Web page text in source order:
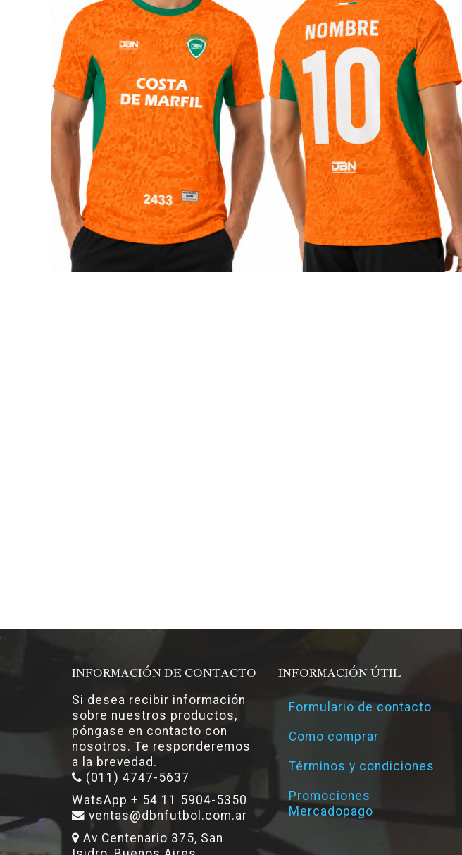
INFORMACIÓN DE CONTACTO
Si desea recibir información
sobre nuestros productos,
póngase en contacto con
nosotros. Te responderemos
a la brevedad.
(011) 4747-5637
WatsApp + 54 11 5904-5350
ventas@dbnfutbol.com.ar
Av Centenario 375, San
INFORMACIÓN ÚTIL
Formulario de contacto
Como comprar
Términos y condiciones
Promociones
Mercadopago